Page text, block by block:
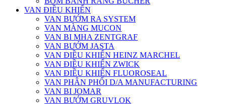
VAN ĐIỀU KHIỂN
VAN BƯỚM RA SYSTEM
VAN MÀNG MUCON
VAN BI MHA ZENTGRAF
VAN BƯỚM JASTA
VAN ĐIỀU KHIỂN HEINZ MARCHEL
VAN ĐIỀU KHIỂN ZWICK
VAN ĐIỀU KHIỂN FLUOROSEAL
VAN PHÂN PHỐI D/A MANUFACTURING
VAN BI JOMAR
VAN BƯỚM GRUVLOK